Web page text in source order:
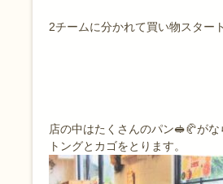
2チームに分かれて買い物スター
店の中はたくさんのパン🥪🥐がな
トングとカゴをとります。